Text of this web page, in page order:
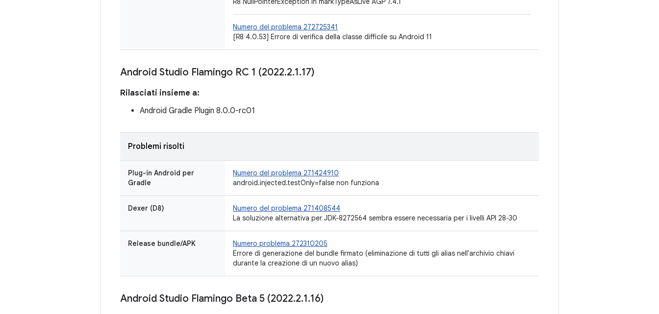
Numero del problema 272725341
[R8 4.0.53] Errore di verifica della classe difficile su Android 11
Android Studio Flamingo RC 1 (2022.2.1.17)
Rilasciati insieme a:
Android Gradle Plugin 8.0.0-rc01
Problemi risolti
Plug-in Android per
Gradle
Numero del problema 271424910
android.injected.testOnly=false non funziona
Dexer (D8)
Numero del problema 271408544
La soluzione alternativa per JDK-8272564 sembra essere necessaria per i livelli API 28-30
Release bundle/APK
Numero problema 272310205
Errore di generazione del bundle firmato (eliminazione di tutti gli alias nell'archivio chiavi
durante la creazione di un nuovo alias)
Android Studio Flamingo Beta 5 (2022.2.1.16)